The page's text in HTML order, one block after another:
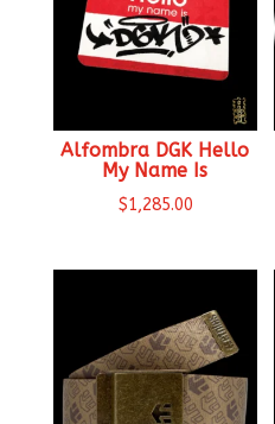
Alfombra DGK Hello
My Name Is
$1,285.00